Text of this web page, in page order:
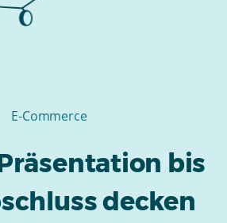
E-Commerce
bis
decken